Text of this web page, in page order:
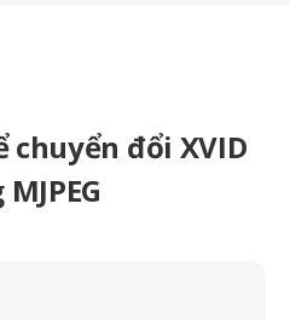
chuyển đổi XVID